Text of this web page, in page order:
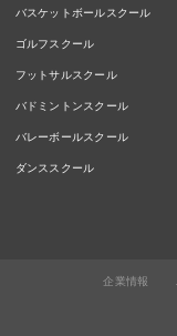
バスケットボールスクール
ゴルフスクール
フットサルスクール
バドミントンスクール
バレーボールスクール
ダンススクール
企業情報